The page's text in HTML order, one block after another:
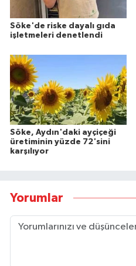
Söke'de riske dayalı gıda
işletmeleri denetlendi
Söke, Aydın'daki ayçiçeği
üretiminin yüzde 72'sini
karşılıyor
Yorumlar